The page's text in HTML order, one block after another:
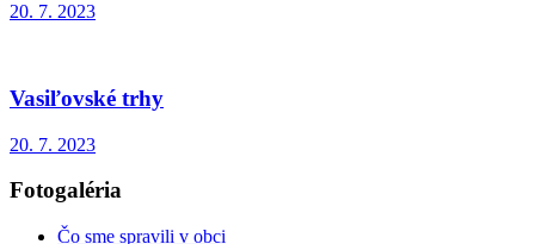
20. 7. 2023
Vasiľovské trhy
20. 7. 2023
Fotogaléria
Čo sme spravili v obci